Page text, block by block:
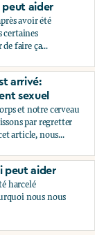
peut aider
avoir été
certaines
faire ça...
peut aider
arrivé:
sexuel
et notre cerveau
par regretter
article, nous...
arrivé:
peut aider
harcelé
nous nous
peut aider